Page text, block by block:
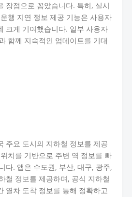
장점으로 꼽았습니다. 특히, 실시
행 지연 정보 제공 기능은 사용자
크게 기여했습니다. 일부 사용자
함께 지속적인 업데이트를 기대
주요 도시의 지하철 정보를 제공
치를 기반으로 주변 역 정보를 빠
다. 앱은 수도권, 부산, 대구, 광주,
철 정보를 제공하며, 공식 지하철
열차 도착 정보를 통해 정확하고